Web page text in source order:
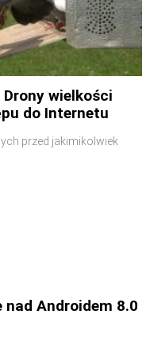
wielkości
do Internetu
przed jakimikolwiek
nad Androidem 8.0